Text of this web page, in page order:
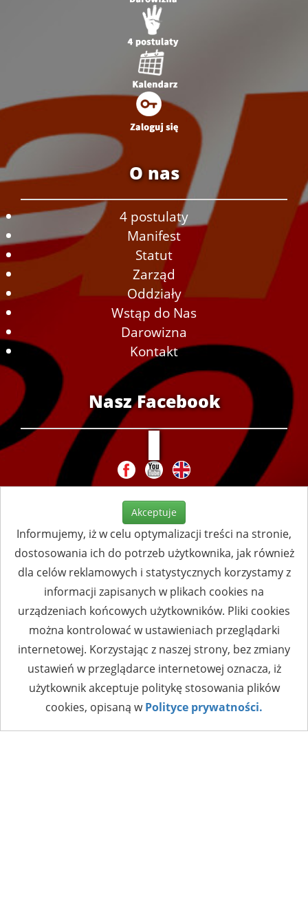
O nas
4 postulaty
Manifest
Statut
Zarząd
Oddziały
Wstąp do Nas
Darowizna
Kontakt
Nasz Facebook
Akceptuje
Informujemy, iż w celu optymalizacji treści na stronie,
dostosowania ich do potrzeb użytkownika, jak również
dla celów reklamowych i statystycznych korzystamy z
informacji zapisanych w plikach cookies na
urządzeniach końcowych użytkowników. Pliki cookies
można kontrolować w ustawieniach przeglądarki
internetowej. Korzystając z naszej strony, bez zmiany
ustawień w przeglądarce internetowej oznacza, iż
użytkownik akceptuje politykę stosowania plików
cookies, opisaną wPolityce prywatności.